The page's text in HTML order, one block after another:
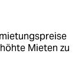
Mieten zu